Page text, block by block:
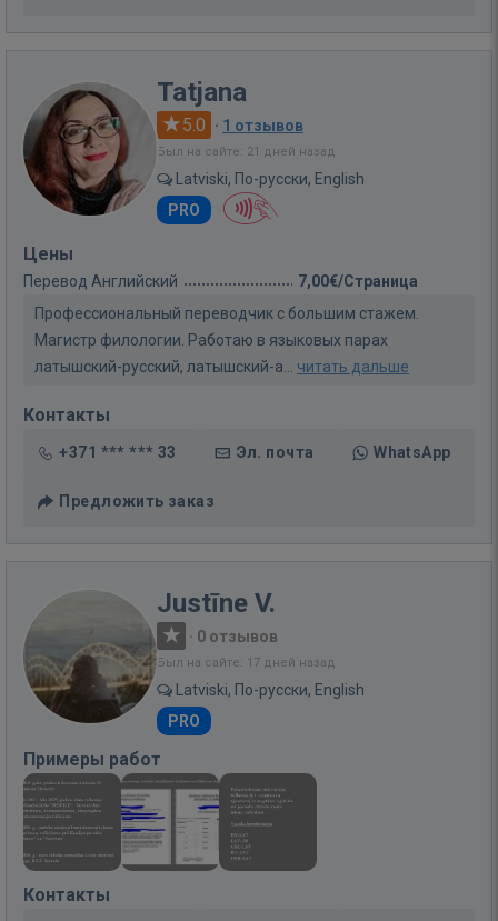
Tatjana
5.0 · 1 отзывов
Был на сайте: 21 дней назад
Latviski, По-русски, English
PRO
Цены
Перевод Английский
7,00€/Страница
Профессиональный переводчик с большим стажем.
Магистр филологии. Работаю в языковых парах
латышский-русский, латышский-а... читать дальше
Контакты
+371 *** *** 33 Эл. почта WhatsApp
Предложить заказ
Justīne V.
· 0 отзывов
Был на сайте: 17 дней назад
Latviski, По-русски, English
PRO
Примеры работ
Контакты